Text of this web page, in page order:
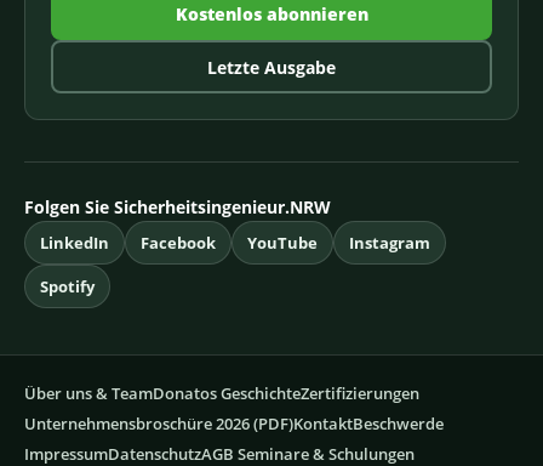
Kostenlos abonnieren
Letzte Ausgabe
Folgen Sie Sicherheitsingenieur.NRW
LinkedIn Facebook YouTube
Instagram
Spotify
Über uns & TeamDonatos GeschichteZertifizierungen
Unternehmensbroschüre 2026 (PDF)KontaktBeschwerde
ImpressumDatenschutzAGB Seminare & Schulungen